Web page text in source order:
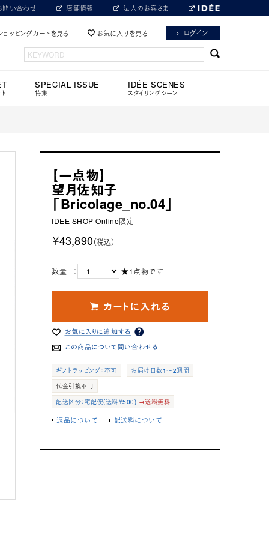
問い合わせ 店舗情報 法人のお客さま
ョッピングカートを見る お気に入りを見る ログイン
SPECIAL ISSUE
特集
IDÉE SCENES
スタイリングシーン
【一点物】
望月佐知子
「Bricolage_no.04」
IDEE SHOP Online限定
￥43,890（税込）
数量 ： ★1点物です
ギフトラッピング：不可
お届け日数1～2週間
代金引換不可
配送区分：宅配便(送料￥500) →送料無料
返品について 配送料について